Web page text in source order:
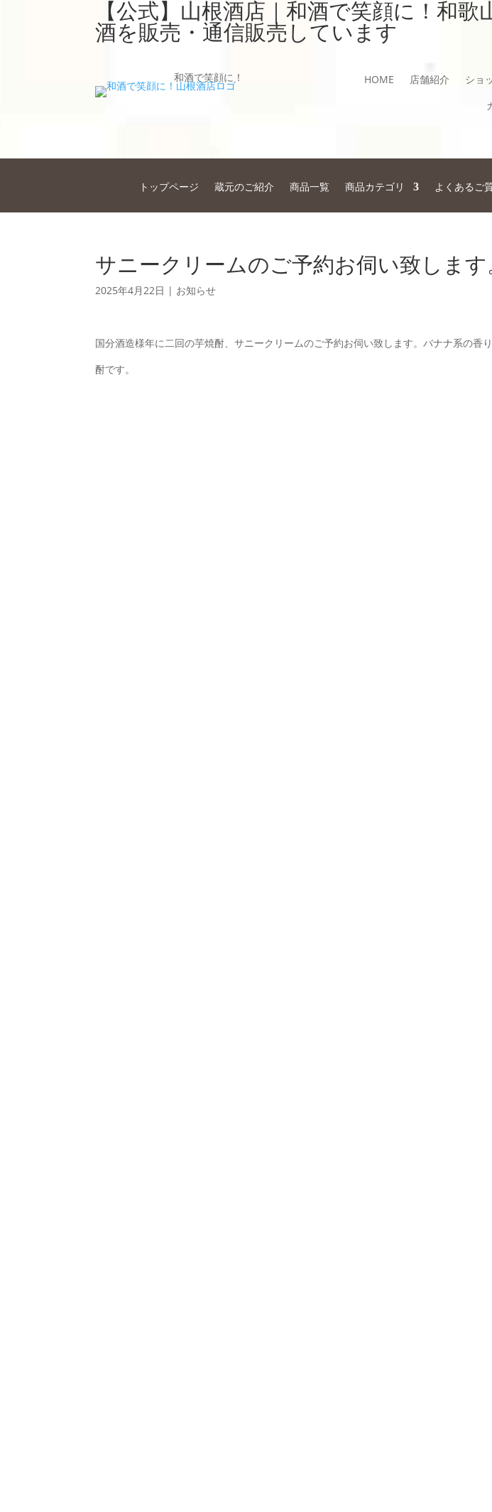
【公式】山根酒店｜和酒で笑顔に！和
酒を販売・通信販売しています
和酒で笑顔に！ HOME 店舗紹介 ショ
トップページ 蔵元のご紹介 商品一覧 商品カテゴリ よくあるご
サニークリームのご予約お伺い致します
2025年4月22日 | お知らせ
国分酒造様年に二回の芋焼酎、サニークリームのご予約お伺い致します。バナナ系の香
酎です。